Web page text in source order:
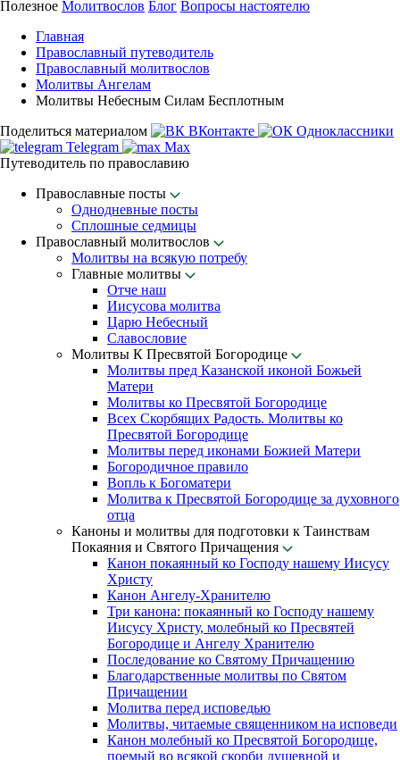
Полезное Молитвослов Блог Вопросы настоятелю
Главная
Православный путеводитель
Православный молитвослов
Молитвы Ангелам
Молитвы Небесным Силам Бесплотным
Поделиться материалом
ВКонтакте
Одноклассники
Telegram
Max
Путеводитель по православию
Православные посты
Однодневные посты
Сплошные седмицы
Православный молитвослов
Молитвы на всякую потребу
Главные молитвы
Отче наш
Иисусова молитва
Царю Небесный
Славословие
Молитвы К Пресвятой Богородице
Молитвы пред Казанской иконой Божьей
Матери
Молитвы ко Пресвятой Богородице
Всех Скорбящих Радость. Молитвы ко
Пресвятой Богородице
Молитвы перед иконами Божией Матери
Богородичное правило
Вопль к Богоматери
Молитва к Пресвятой Богородице за духовного
отца
Каноны и молитвы для подготовки к Таинствам
Покаяния и Святого Причащения
Канон покаянный ко Господу нашему Иисусу
Христу
Канон Ангелу-Хранителю
Три канона: покаянный ко Господу нашему
Иисусу Христу, молебный ко Пресвятей
Богородице и Ангелу Хранителю
Последование ко Святому Причащению
Благодарственные молитвы по Святом
Причащении
Молитва перед исповедью
Молитвы, читаемые священником на исповеди
Канон молебный ко Пресвятой Богородице,
поемый во всякой скорби душевной и